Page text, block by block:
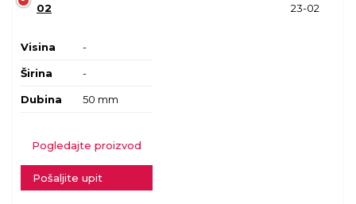
02
23-02
Visina -
Širina -
Dubina 50 mm
Pogledajte proizvod
Pošaljite upit